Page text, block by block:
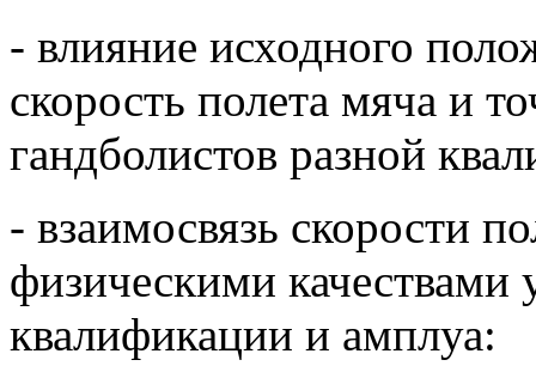
- влияние исходного
скорость полета мяча и
гандболистов разной
- взаимосвязь скорости
физическими качествами
квалификации и амплуа: